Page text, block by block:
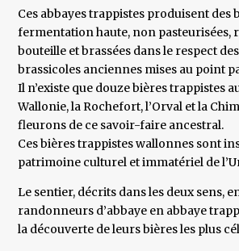
Ces abbayes trappistes produisent des
fermentation haute, non pasteurisées,
bouteille et brassées dans le respect
brassicoles anciennes mises au point
Il n’existe que douze bières trappistes
Wallonie, la Rochefort, l’Orval et la
fleurons de ce savoir-faire ancestral.
Ces bières trappistes wallonnes sont
patrimoine culturel et immatériel de
Le sentier, décrits dans les deux sens,
randonneurs d’abbaye en abbaye
la découverte de leurs bières les plus